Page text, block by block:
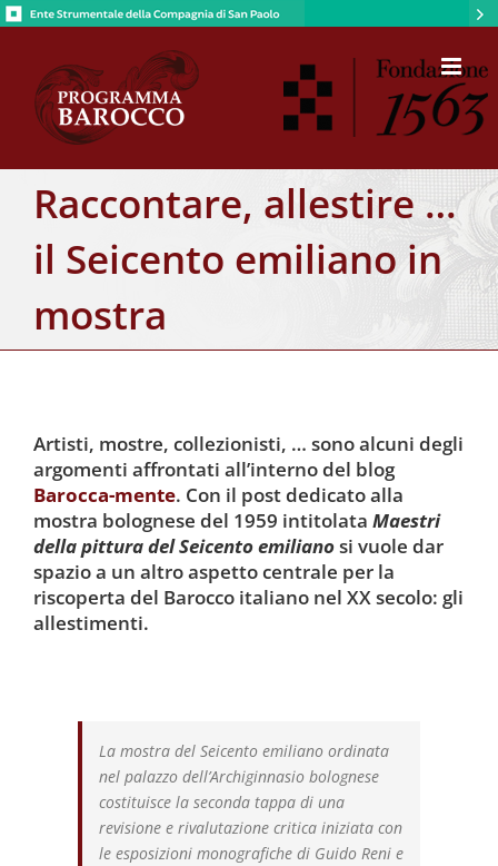
Salta
contenuto
Raccontare, allestire …
il Seicento emiliano in
mostra
Artisti, mostre, collezionisti, … sono alcuni degli
argomenti affrontati all’interno del blog
Barocca-mente. Con il post dedicato alla
mostra bolognese del 1959 intitolata Maestri
della pittura del Seicento emilianosi vuole dar
spazio a un altro aspetto centrale per la
riscoperta del Barocco italiano nel XX secolo: gli
allestimenti.
La mostra del Seicento emiliano ordinata
nel palazzo dell’Archiginnasio bolognese
costituisce la seconda tappa di una
revisione e rivalutazione critica iniziata con
le esposizioni monografiche di Guido Reni e